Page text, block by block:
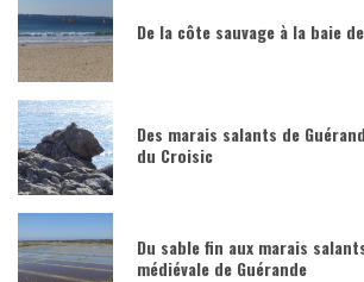
De la côte sauvage à la baie
Des marais salants de
du Croisic
Du sable fin aux marais
médiévale de Guérande